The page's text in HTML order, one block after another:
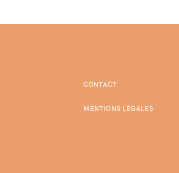
CONTACT
MENTIONS LÉGALES